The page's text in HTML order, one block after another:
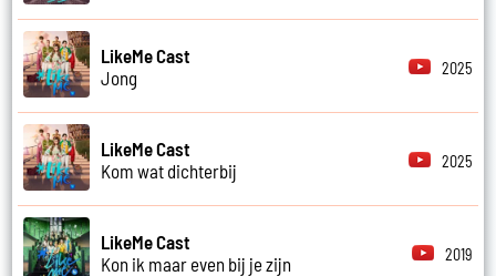
LikeMe Cast
Jong
2025
LikeMe Cast
Kom wat dichterbij
2025
LikeMe Cast
Kon ik maar even bij je zijn
2019